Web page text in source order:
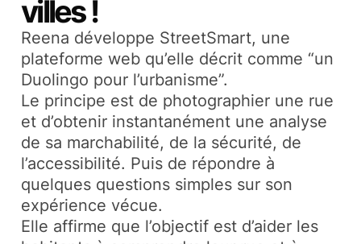
villes !
Reena développe StreetSmart, une
plateforme web qu’elle décrit comme “un
Duolingo pour l’urbanisme”.
Le principe est de photographier une rue
et d’obtenir instantanément une analyse
de sa marchabilité, de la sécurité, de
l’accessibilité. Puis de répondre à
quelques questions simples sur son
expérience vécue.​
Elle affirme que l’objectif est d’aider les